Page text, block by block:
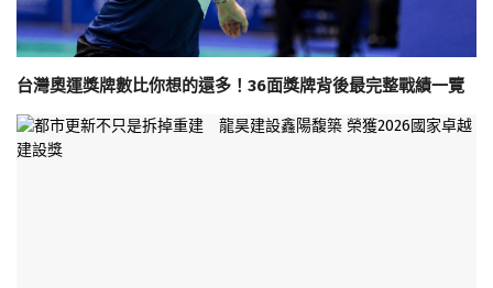
台灣奧運獎牌數比你想的還多！36面獎牌背後最完整戰績一覽